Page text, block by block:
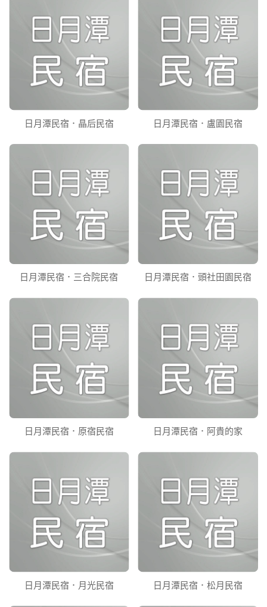
日月潭民宿．晶后民宿 日月潭民宿．盧園民宿
日月潭民宿．三合院民宿 日月潭民宿．頭社田園民宿
日月潭民宿．原宿民宿 日月潭民宿．阿貴的家
日月潭民宿．月光民宿 日月潭民宿．松月民宿